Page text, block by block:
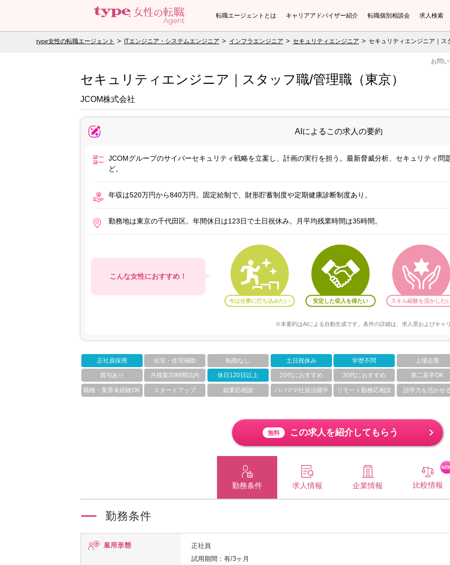
転職エージェントとは キャリアアドバイザー紹介 転職個別相談会 求人検索
type女性の転職エージェント ITエンジニア・システムエンジニア インフラエンジニア セキュリティエンジニア セキュリティエンジニア｜
お問
セキュリティエンジニア｜スタッフ職/管理職（東京）
JCOM株式会社
AIによるこの求人の要約
JCOMグループのサイバーセキュリティ戦略を立案し、計画の実行を担う。最新脅威分析、セキュリティ問
ど。
年収は520万円から840万円。固定給制で、財形貯蓄制度や定期健康診断制度あり。
勤務地は東京の千代田区。年間休日は123日で土日祝休み。月平均残業時間は35時間。
こんな女性におすすめ！
今は仕事に打ち込みたい 安定した収入を得たい スキル経験を活かした
※本要約はAIによる自動生成です。条件の詳細は、求人票およびキャ
正社員採用 社宅・住宅補助 転勤なし 土日祝休み 学歴不問 上場企業
賞与あり 月残業20時間以内 休日120日以上 20代におすすめ 30代におすすめ 第二新卒OK
職種・業界未経験OK スタートアップ 副業応相談 パパママ社員活躍中 リモート勤務応相談 語学力を活かせ
無料 この求人を紹介してもらう
勤務条件 求人情報 企業情報 比較情報
勤務条件
雇用形態
正社員
試用期間：有/3ヶ月